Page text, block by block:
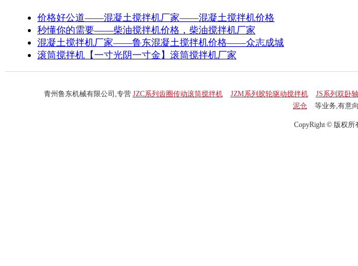
价格好公道——混凝土搅拌机厂家——混凝土搅拌机价格
秒懂你的需要——柴油搅拌机价格，柴油搅拌机厂家
混凝土搅拌机厂家——鲁东混凝土搅拌机价格——众志成城
滚筒搅拌机【一寸光阴一寸金】滚筒搅拌机厂家
青州鲁东机械有限公司,专营 JZC系列齿圈传动滚筒搅拌机 JZM系列胶轮驱动搅拌机 JS系列双卧
泥仓
等业务,有意
CopyRight © 版权所